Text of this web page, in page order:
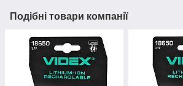
Подібні товари компанії